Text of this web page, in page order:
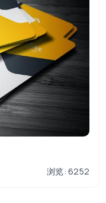
浏览: 6252